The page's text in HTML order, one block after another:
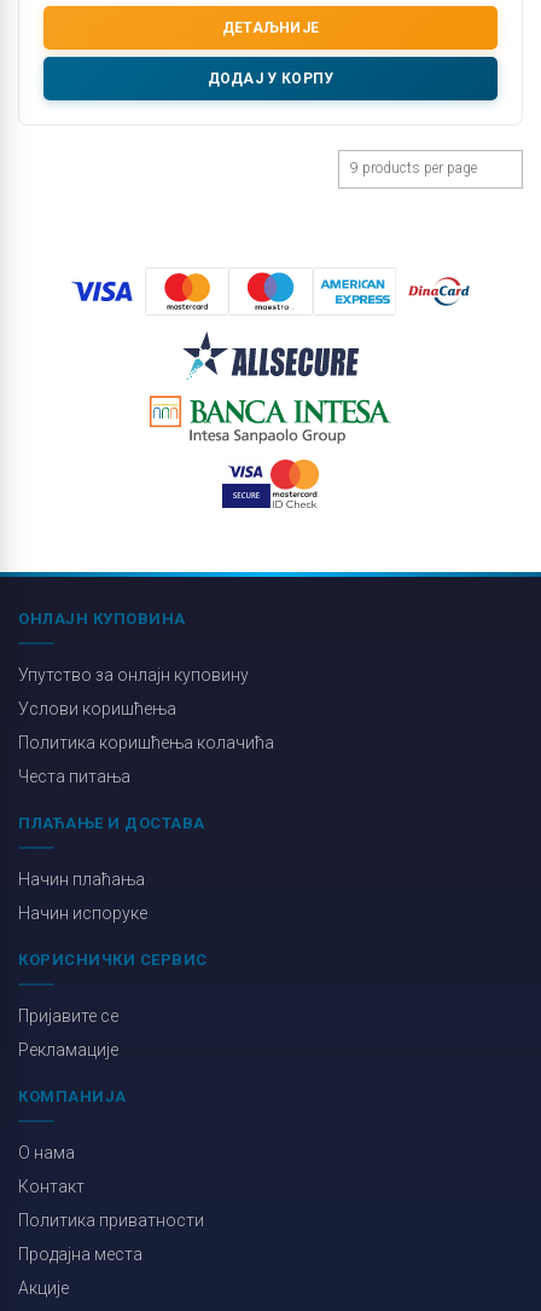
ДЕТАЉНИЈЕ
ДОДАЈ У КОРПУ
ОНЛАЈН КУПОВИНА
Упутство за онлајн куповину
Услови коришћења
Политика коришћења колачића
Честа питања
ПЛАЋАЊЕ И ДОСТАВА
Начин плаћања
Начин испоруке
КОРИСНИЧКИ СЕРВИС
Пријавите се
Рекламације
КОМПАНИЈА
О нама
Контакт
Политика приватности
Продајна места
Акције